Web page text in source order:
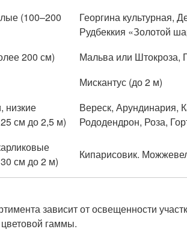
(100–200
Георгина культурная,
Рудбеккия «Золотой
200 см)
Мальва или Штокроза,
Мискантус (до 2 м)
низкие
см до 2,5 м)
Вереск, Арундинария,
Рододендрон, Роза,
см до 2 м)
Кипарисовик.
зависит от освещенности
гаммы.